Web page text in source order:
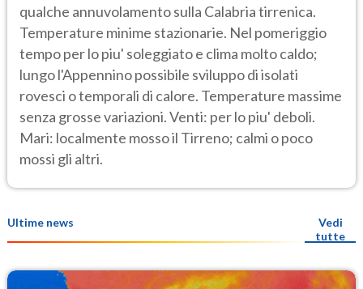
qualche annuvolamento sulla Calabria tirrenica.
Temperature minime stazionarie. Nel pomeriggio
tempo per lo piu' soleggiato e clima molto caldo;
lungo l'Appennino possibile sviluppo di isolati
rovesci o temporali di calore. Temperature massime
senza grosse variazioni. Venti: per lo piu' deboli.
Mari: localmente mosso il Tirreno; calmi o poco
mossi gli altri.
Ultime news
Vedi
tutte